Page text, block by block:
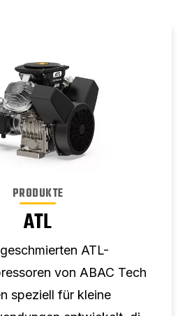
PRODUKTE
ATL
ATL-
von ABAC Tech
speziell für kleine